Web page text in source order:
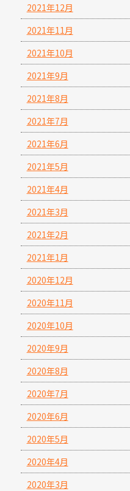
2021年12月
2021年11月
2021年10月
2021年9月
2021年8月
2021年7月
2021年6月
2021年5月
2021年4月
2021年3月
2021年2月
2021年1月
2020年12月
2020年11月
2020年10月
2020年9月
2020年8月
2020年7月
2020年6月
2020年5月
2020年4月
2020年3月